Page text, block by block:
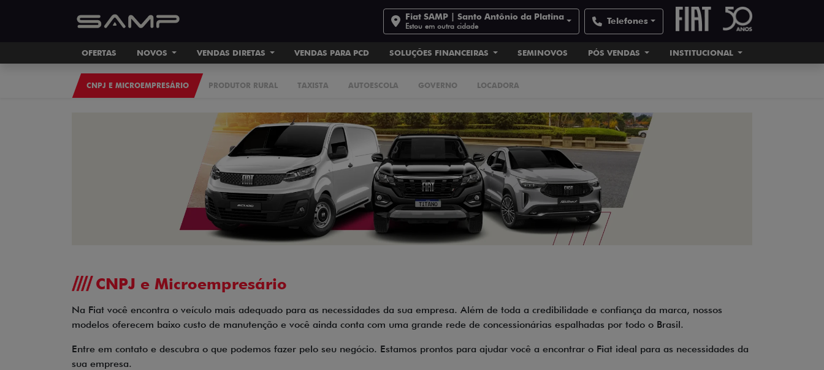
Fiat SAMP | Santo Antônio da Platina
Estou em outra cidade Telefones
OFERTAS NOVOS VENDAS DIRETAS VENDAS PARA PCD SOLUÇÕES FINANCEIRAS SEMINOVOS PÓS VENDAS INSTITUCIONAL
CNPJ E MICROEMPRESÁRIO PRODUTOR RURAL TAXISTA AUTOESCOLA GOVERNO LOCADORA
CNPJ e Microempresário
Na Fiat você encontra o veículo mais adequado para as necessidades da sua empresa. Além de toda a credibilidade e confiança da marca, nossos
modelos oferecem baixo custo de manutenção e você ainda conta com uma grande rede de concessionárias espalhadas por todo o Brasil.
Entre em contato e descubra o que podemos fazer pelo seu negócio. Estamos prontos para ajudar você a encontrar o Fiat ideal para as necessidades da
sua empresa.